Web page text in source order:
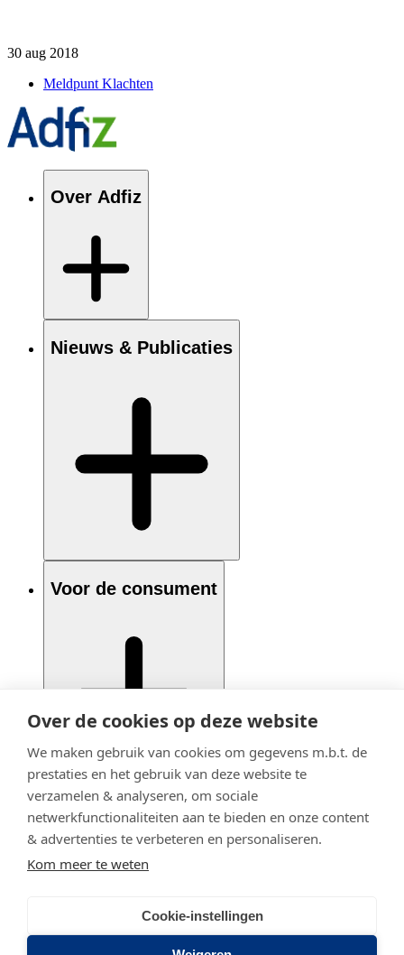
Over de cookies op deze website
We maken gebruik van cookies om gegevens m.b.t. de
prestaties en het gebruik van deze website te
verzamelen & analyseren, om sociale
netwerkfunctionaliteiten aan te bieden en onze content
& advertenties te verbeteren en personaliseren.
Kom meer te weten
Cookie-instellingen
30 aug 2018
Meldpunt Klachten
Over Adfiz
Nieuws & Publicaties
Voor de consument